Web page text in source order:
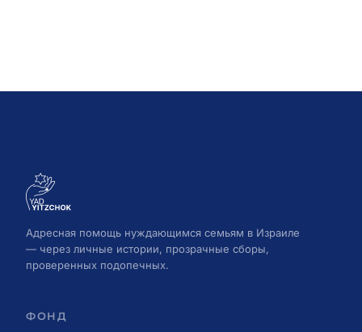
Адресная помощь нуждающимся семьям в Израиле
— через личные истории, прозрачные сборы,
проверенных подопечных.
ФОНД